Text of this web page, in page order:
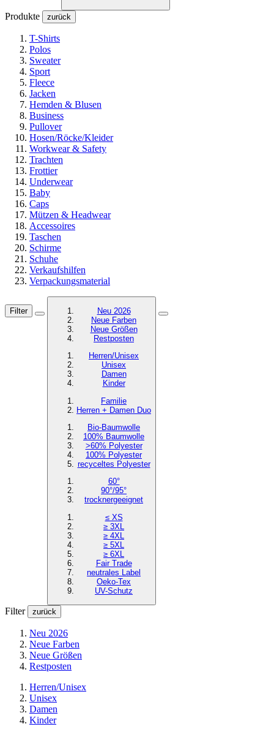
Produkte zurück
T-Shirts
Polos
Sweater
Sport
Fleece
Jacken
Hemden & Blusen
Business
Pullover
Hosen/Röcke/Kleider
Workwear & Safety
Trachten
Frottier
Underwear
Baby
Caps
Mützen & Headwear
Accessoires
Taschen
Schirme
Schuhe
Verkaufshilfen
Verpackungsmaterial
Filter
Neu 2026
Neue Farben
Neue Größen
Restposten
Herren/Unisex
Unisex
Damen
Kinder
Familie
Herren + Damen Duo
Bio-Baumwolle
100% Baumwolle
>60% Polyester
100% Polyester
recyceltes Polyester
60°
90°/95°
trocknergeeignet
≤ XS
≥ 3XL
≥ 4XL
≥ 5XL
≥ 6XL
Fair Trade
neutrales Label
Oeko-Tex
UV-Schutz
Filter zurück
Neu 2026
Neue Farben
Neue Größen
Restposten
Herren/Unisex
Unisex
Damen
Kinder